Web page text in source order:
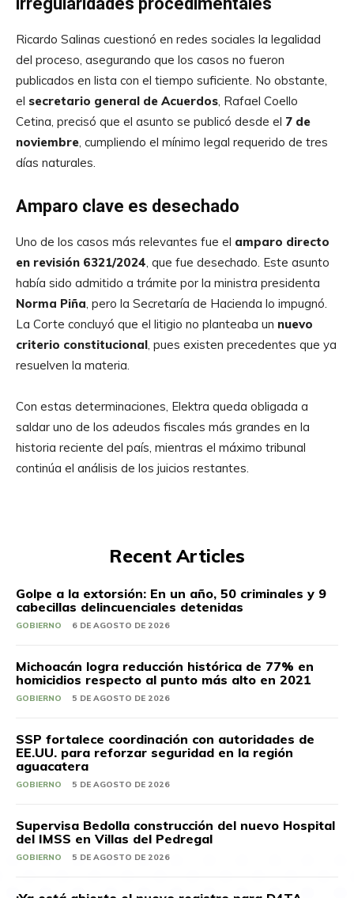
Ricardo Salinas cuestionó en redes sociales la legalidad
del proceso, asegurando que los casos no fueron
publicados en lista con el tiempo suficiente. No obstante,
el secretario general de Acuerdos, Rafael Coello
Cetina, precisó que el asunto se publicó desde el 7 de
noviembre, cumpliendo el mínimo legal requerido de tres
días naturales.
Amparo clave es desechado
Uno de los casos más relevantes fue el amparo directo
en revisión 6321/2024, que fue desechado. Este asunto
había sido admitido a trámite por la ministra presidenta
Norma Piña, pero la Secretaría de Hacienda lo impugnó.
La Corte concluyó que el litigio no planteaba un nuevo
criterio constitucional, pues existen precedentes que ya
resuelven la materia.
Con estas determinaciones, Elektra queda obligada a
saldar uno de los adeudos fiscales más grandes en la
historia reciente del país, mientras el máximo tribunal
continúa el análisis de los juicios restantes.
Recent Articles
Golpe a la extorsión: En un año, 50 criminales y 9
cabecillas delincuenciales detenidas
GOBIERNO 6 DE AGOSTO DE 2026
Michoacán logra reducción histórica de 77% en
homicidios respecto al punto más alto en 2021
GOBIERNO 5 DE AGOSTO DE 2026
SSP fortalece coordinación con autoridades de
EE.UU. para reforzar seguridad en la región
aguacatera
GOBIERNO 5 DE AGOSTO DE 2026
Supervisa Bedolla construcción del nuevo Hospital
del IMSS en Villas del Pedregal
GOBIERNO 5 DE AGOSTO DE 2026